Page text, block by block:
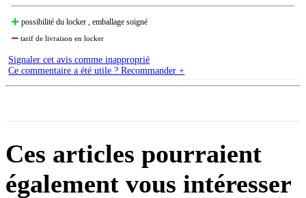
possibilité du locker , emballage soigné
tarif de livraison en locker
Signaler cet avis comme inapproprié
Ce commentaire a été utile ? Recommander +
Ces articles pourraient
également vous intéresser